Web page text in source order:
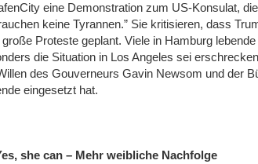
eine Demonstration zum US-Konsulat,
keine Tyrannen.” Sie kritisieren, dass
Proteste geplant. Viele in Hamburg
die Situation in Los Angeles sei
des Gouverneurs Gavin Newsom und der
eingesetzt hat.
she can – Mehr weibliche Nachfolge